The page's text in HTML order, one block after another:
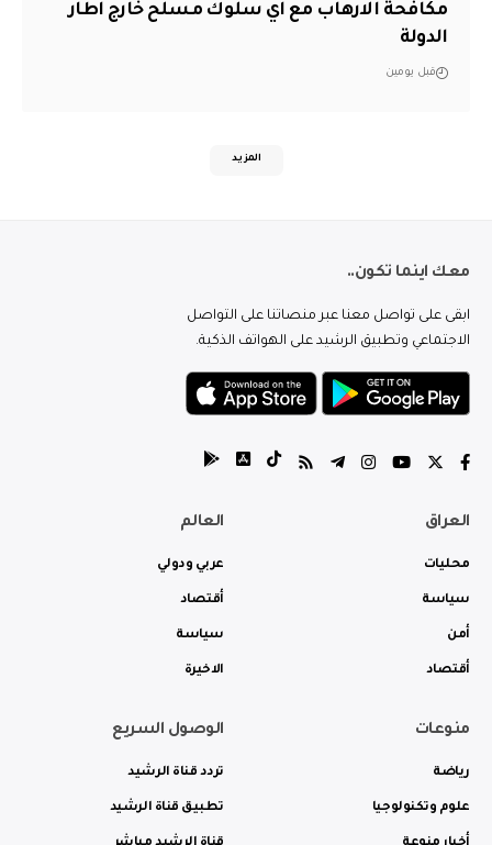
مكافحة الارهاب مع اي سلوك مسلح خارج اطار
الدولة
قبل يومين
المزيد
معك اينما تكون..
ابقى على تواصل معنا عبر منصاتنا على التواصل
الاجتماعي وتطبيق الرشيد على الهواتف الذكية.
العراق
محليات
سياسة
أمن
أقتصاد
العالم
عربي ودولي
أقتصاد
سياسة
الاخيرة
منوعات
رياضة
علوم وتكنولوجيا
الوصول السريع
تردد قناة الرشيد
تطبيق قناة الرشيد